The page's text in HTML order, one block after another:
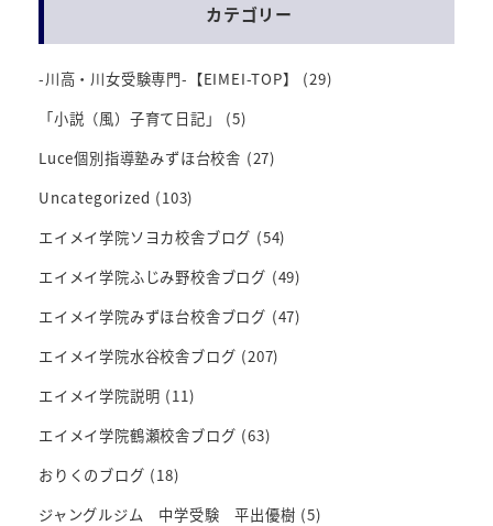
カテゴリー
-川高・川女受験専門-【EIMEI-TOP】
(29)
「小説（風）子育て日記」
(5)
Luce個別指導塾みずほ台校舎 (27)
Uncategorized (103)
エイメイ学院ソヨカ校舎ブログ (54)
エイメイ学院ふじみ野校舎ブログ (49)
エイメイ学院みずほ台校舎ブログ (47)
エイメイ学院水谷校舎ブログ (207)
エイメイ学院説明 (11)
エイメイ学院鶴瀬校舎ブログ (63)
おりくのブログ (18)
ジャングルジム 中学受験 平出優樹 (5)